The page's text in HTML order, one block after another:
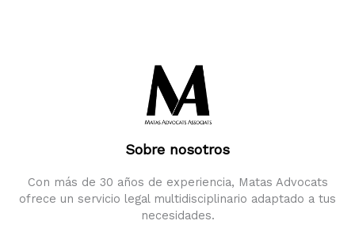
Sobre nosotros
Con más de 30 años de experiencia, Matas Advocats
ofrece un servicio legal multidisciplinario adaptado a tus
necesidades.